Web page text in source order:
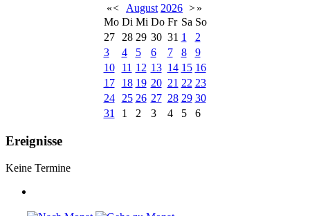
«< August 2026 >»
Mo Di Mi Do Fr Sa So
27
28 29 30 31 1
2
3
4 5 6 7 8
9
10
11 12 13 14 15 16
17
18 19 20 21 22 23
24
25 26 27 28 29 30
31
1 2 3 4 5 6
Ereignisse
Keine Termine